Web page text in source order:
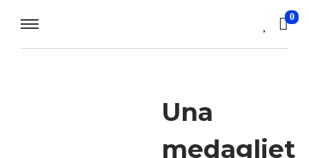
0
Una
medagliet